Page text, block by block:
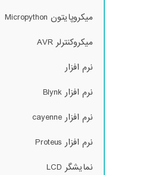
میکروپایتون Micropython
میکروکنترلر AVR
نرم افزار
نرم افزار Blynk
نرم افزار cayenne
نرم افزار Proteus
نمایشگر LCD